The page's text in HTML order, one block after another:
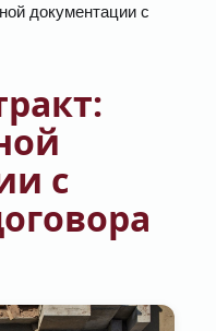
документации с
с